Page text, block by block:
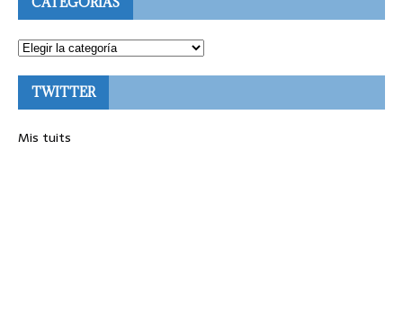
TWITTER
Mis tuits